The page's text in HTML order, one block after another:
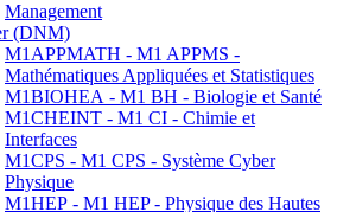
Management
(DNM)
M1APPMATH - M1 APPMS -
Mathématiques Appliquées et Statistiques
M1BIOHEA - M1 BH - Biologie et Santé
M1CHEINT - M1 CI - Chimie et
Interfaces
M1CPS - M1 CPS - Système Cyber
Physique
M1HEP - M1 HEP - Physique des Hautes